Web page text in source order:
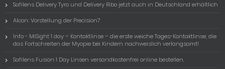
Safilens Delivery Tyro und Delivery Ribo jetzt auch in Deutschland erhältlich
Alcon: Vorstellung der Precision7
Info - MiSight 1 day – Kontaktlinse – die erste weiche Tages-Kontaktlinse, die
das Fortschreiten der Myopie bei Kindern nachweislich verlangsamt!
Safilens Fusion 1 Day Linsen versandkostenfrei online bestellen.